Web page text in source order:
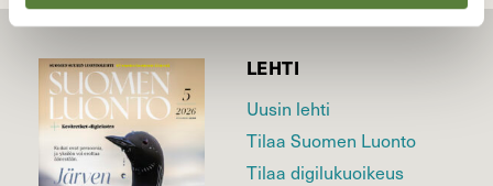
LEHTI
Uusin lehti
Tilaa Suomen Luonto
Tilaa digilukuoikeus